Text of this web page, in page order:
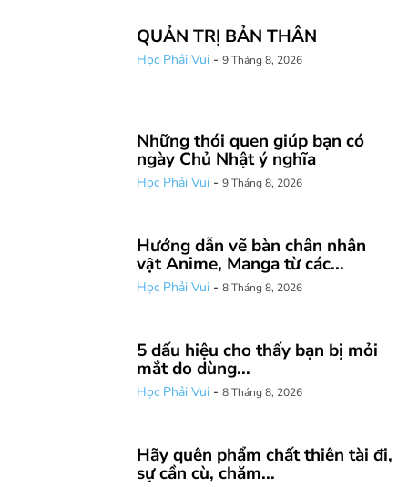
QUẢN TRỊ BẢN THÂN
Học Phải Vui - 9 Tháng 8, 2026
Những thói quen giúp bạn có
ngày Chủ Nhật ý nghĩa
Học Phải Vui - 9 Tháng 8, 2026
Hướng dẫn vẽ bàn chân nhân
vật Anime, Manga từ các...
Học Phải Vui - 8 Tháng 8, 2026
5 dấu hiệu cho thấy bạn bị mỏi
mắt do dùng...
Học Phải Vui - 8 Tháng 8, 2026
Hãy quên phẩm chất thiên tài đi,
sự cần cù, chăm...